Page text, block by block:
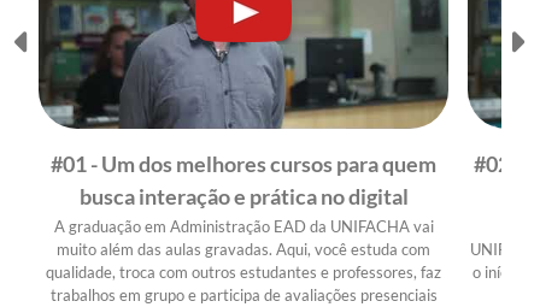
#01 - Um dos melhores cursos para quem
busca interação e prática no digital
A graduação em Administração EAD da UNIFACHA vai
muito além das aulas gravadas. Aqui, você estuda com
qualidade, troca com outros estudantes e professores, faz
trabalhos em grupo e participa de avaliações presenciais
#02 -
o início!